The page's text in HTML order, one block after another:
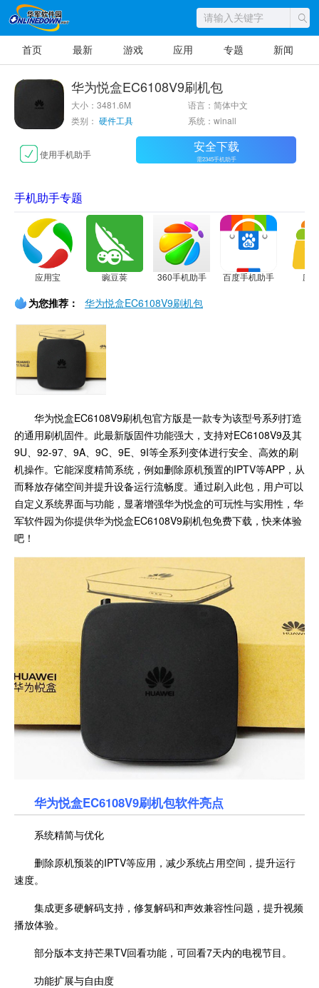
首页 最新 游戏 应用 专题 新闻
华为悦盒EC6108V9刷机包
大小：3481.6M
语言：简体中文
类别： 硬件工具 系统：winall
使用手机助手 安全下载
需2345手机助手
手机助手专题
应用宝 豌豆荚 360手机助手 百度手机助手 应
为您推荐： 华为悦盒EC6108V9刷机包
华为悦盒EC6108V9刷机包官方版是一款专为该型号系列打造
的通用刷机固件。此最新版固件功能强大，支持对EC6108V9及其
9U、92-97、9A、9C、9E、9I等全系列变体进行安全、高效的刷
机操作。它能深度精简系统，例如删除原机预置的IPTV等APP，从
而释放存储空间并提升设备运行流畅度。通过刷入此包，用户可以
自定义系统界面与功能，显著增强华为悦盒的可玩性与实用性，华
军软件园为你提供华为悦盒EC6108V9刷机包免费下载，快来体验
吧！
华为悦盒EC6108V9刷机包软件亮点
系统精简与优化
删除原机预装的IPTV等应用，减少系统占用空间，提升运行
速度。
集成更多硬解码支持，修复解码和声效兼容性问题，提升视频
播放体验。
部分版本支持芒果TV回看功能，可回看7天内的电视节目。
功能扩展与自由度